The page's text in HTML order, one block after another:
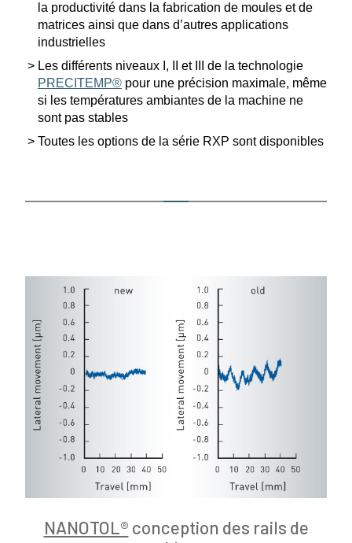
la produc­tivité dans la fabri­cation de moules et de
matrices ainsi que dans d’autres appli­ca­tions
industrielles
Les diffé­rents niveaux I, II et III de la techno­logie
PRECITEMP® pour une précision maximale, même
si les tempé­ra­tures ambiantes de la machine ne
sont pas stables
Toutes les options de la série RXP sont disponibles
NANOTOL® conception des rails de